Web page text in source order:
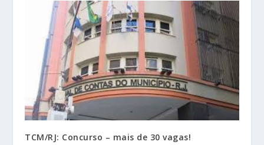
TCM/RJ: Concurso – mais de 30 vagas!